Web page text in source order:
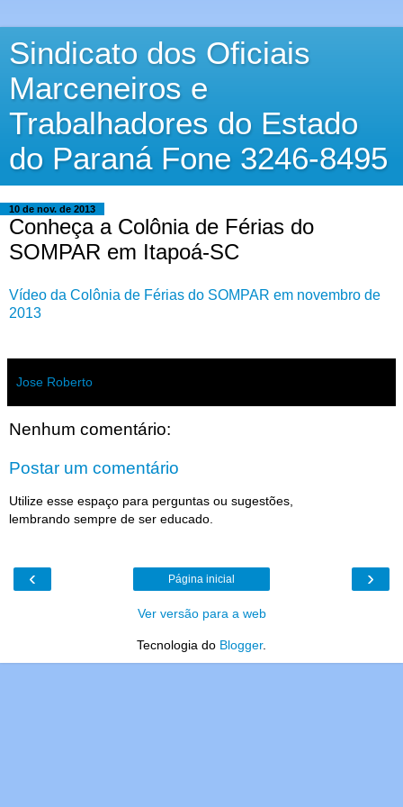
Sindicato dos Oficiais
Marceneiros e
Trabalhadores do Estado
do Paraná Fone 3246-8495
10 de nov. de 2013
Conheça a Colônia de Férias do
SOMPAR em Itapoá-SC
Vídeo da Colônia de Férias do SOMPAR em novembro de
2013
Jose Roberto
Nenhum comentário:
Postar um comentário
Utilize esse espaço para perguntas ou sugestões,
lembrando sempre de ser educado.
‹ ›
Página inicial
Ver versão para a web
Tecnologia do Blogger.